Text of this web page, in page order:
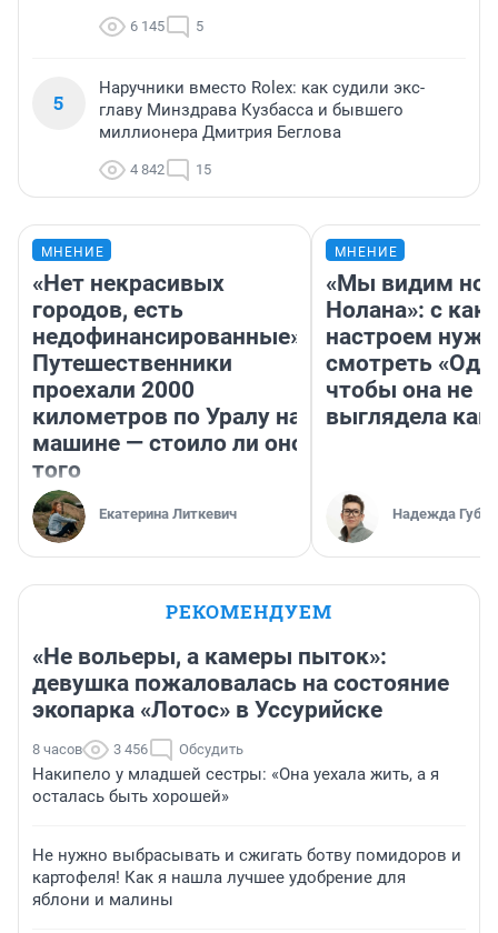
6 145 5
5
Наручники вместо Rolex: как судили экс-
главу Минздрава Кузбасса и бывшего
миллионера Дмитрия Беглова
4 842 15
МНЕНИЕ
«Нет некрасивых
городов, есть
недофинансированные».
Путешественники
проехали 2000
километров по Уралу на
машине — стоило ли оно
того
Екатерина Литкевич
МНЕНИЕ
«Мы видим
Нолана»: с
настроем
смотреть
чтобы она не
выглядела как
Надежда
РЕКОМЕНДУЕМ
«Не вольеры, а камеры пыток»:
девушка пожаловалась на состояние
экопарка «Лотос» в Уссурийске
8 часов 3 456 Обсудить
Накипело у младшей сестры: «Она уехала жить, а я
осталась быть хорошей»
Не нужно выбрасывать и сжигать ботву помидоров и
картофеля! Как я нашла лучшее удобрение для
яблони и малины